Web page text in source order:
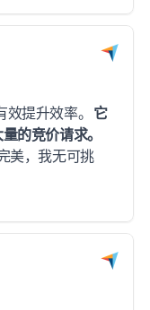
提升效率。 它
的竞价请求。
美，我无可挑